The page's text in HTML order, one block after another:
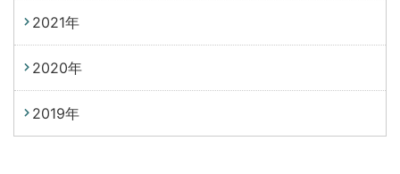
2021年
2020年
2019年